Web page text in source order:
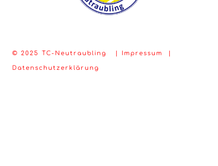
© 2025 TC-Neutraubling | Impressum
Datenschutzerklärung